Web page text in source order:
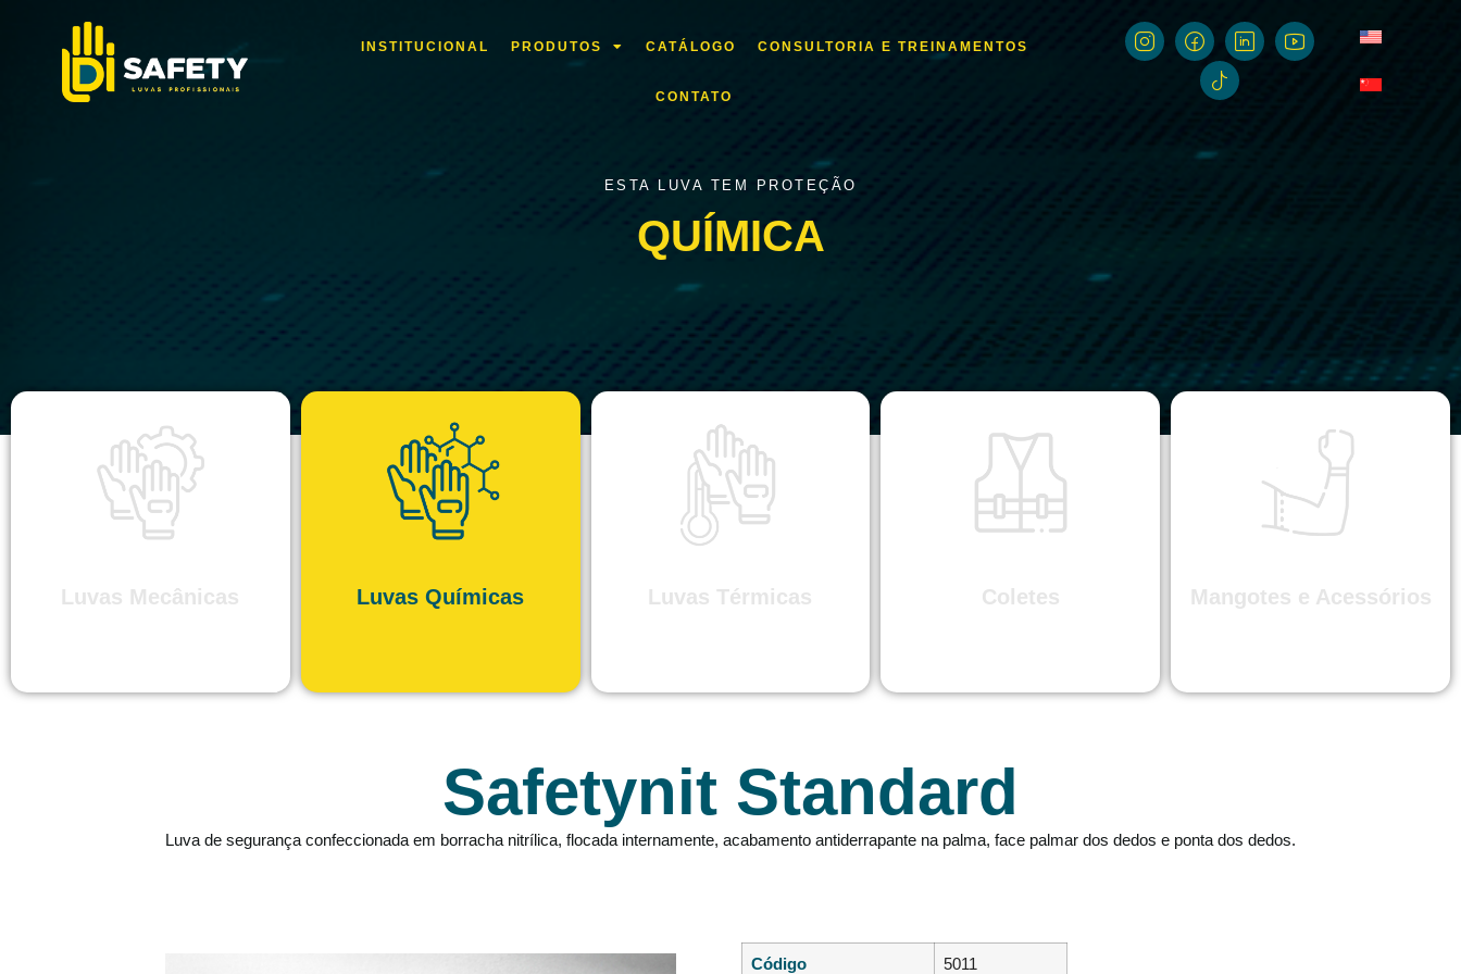
INSTITUCIONAL PRODUTOS CATÁLOGO CONSULTORIA E TREINAMENTOS
CONTATO
ESTA LUVA TEM PROTEÇÃO
QUÍMICA
Luvas Mecânicas Luvas Químicas Luvas Térmicas Coletes Mangotes e Acessórios
Safetynit Standard
Luva de segurança confeccionada em borracha nitrílica, flocada internamente, acabamento antiderrapante na palma, face palmar dos dedos e ponta dos dedos.
Código 5011